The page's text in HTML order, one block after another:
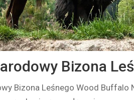
Bizona
Bizona Leśnego Wood